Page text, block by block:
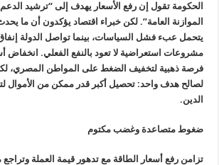
الحكومة تقول إن رفع الأسعار يهدف إلى “ترشيد
الموازنة العامة”. لكن خبراء اقتصاد يؤكدون أن ما
يتحمل عبء فشل السياسات، بينما تواصل الدولة
مشروعات استعراضية لا تعود بالنفع الفعلي. انخفاض
فرصة ذهبية لتخفيف الضغط على المواطن المصري، لكن
لصالح هدف واحد: تحصيل أكبر قدر ممكن من الأموال
الدين.
ضغوط متصاعدة وغضب مكتوم
تزامن رفع أسعار الطاقة مع تدهور قيمة العملة